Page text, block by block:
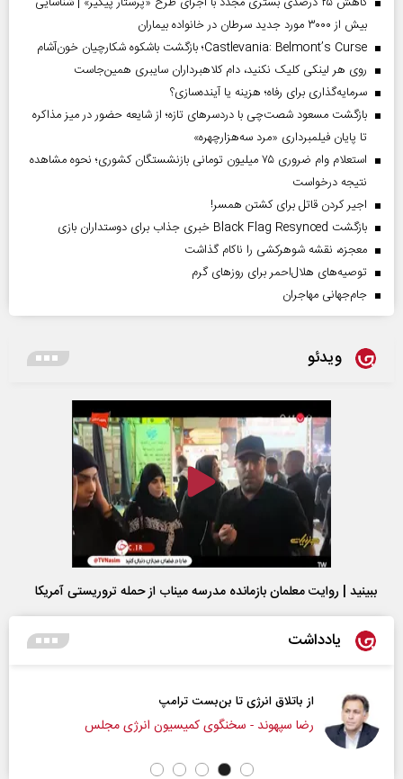
بیش از ۳۰۰۰ مورد جدید سرطان در خانواده بیماران
Castlevania: Belmont’s Curse؛ بازگشت باشکوه شکارچیان خون‌آشام
روی هر لینکی کلیک نکنید، دام کلاهبرداران سایبری همین‌جاست
سرمایه‌گذاری برای رفاه؛ هزینه یا آینده‌سازی؟
بازگشت مسعود شصت‌چی با دردسر‌های تازه؛ از شایعه حضور در میز مذاکره
تا پایان فیلمبرداری «مرد سه‌هزارچهره»
استعلام وام ضروری ۷۵ میلیون تومانی بازنشستگان کشوری؛ نحوه مشاهده
نتیجه درخواست
اجیر کردن قاتل برای کشتن همسر!
بازگشت Black Flag Resynced خبری جذاب برای دوستداران بازی
معجزه، نقشه شوهرکشی را ناکام گذاشت
توصیه‌های هلال‌احمر برای روز‌های گرم
جام‌جهانی مهاجران
ویدئو
ببینید | روایت معلمان بازمانده مدرسه میناب از حمله تروریستی آمریکا
یادداشت
از باتلاق انرژی تا بن‌بست ترامپ
رضا سپهوند - سخنگوی کمیسیون انرژی مجلس